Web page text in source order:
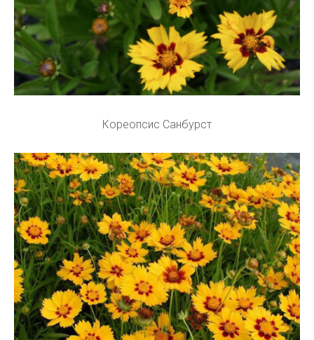
Кореопсис Санбурст